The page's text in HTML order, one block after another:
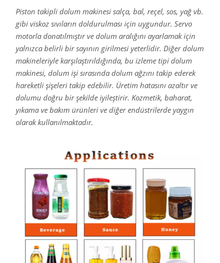
Piston takipli dolum makinesi salça, bal, reçel, sos, yağ vb.
gibi viskoz sıvıların doldurulması için uygundur. Servo
motorla donatılmıştır ve dolum aralığını ayarlamak için
yalnızca belirli bir sayının girilmesi yeterlidir. Diğer dolum
makineleriyle karşılaştırıldığında, bu izleme tipi dolum
makinesi, dolum işi sırasında dolum ağzını takip ederek
hareketli şişeleri takip edebilir. Üretim hatasını azaltır ve
dolumu doğru bir şekilde iyileştirir. Kozmetik, baharat,
yıkama ve bakım ürünleri ve diğer endüstrilerde yaygın
olarak kullanılmaktadır.